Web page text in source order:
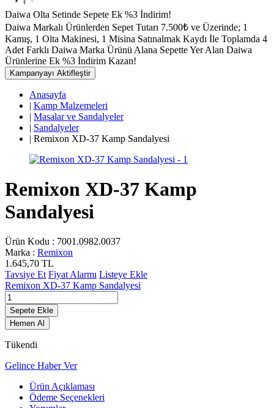
Daiwa Olta Setinde Sepete Ek %3 İndirim!
Daiwa Markalı Ürünlerden Sepet Tutarı 7.500₺ ve Üzerinde; 1
Kamış, 1 Olta Makinesi, 1 Misina Satınalmak Kaydı İle Toplamda 4
Adet Farklı Daiwa Marka Ürünü Alana Sepette Yer Alan Daiwa
Ürünlerine Ek %3 İndirim Kazan!
Kampanyayı Aktifleştir
Anasayfa
| Kamp Malzemeleri
| Masalar ve Sandalyeler
| Sandalyeler
| Remixon XD-37 Kamp Sandalyesi
Remixon XD-37 Kamp
Sandalyesi
Ürün Kodu : 7001.0982.0037
Marka : Remixon
1.645,70 TL
Tavsiye Et Fiyat Alarmı Listeye Ekle
Remixon XD-37 Kamp Sandalyesi
Sepete Ekle
Hemen Al
Tükendi
Gelince Haber Ver
Ürün Açıklaması
Ödeme Seçenekleri